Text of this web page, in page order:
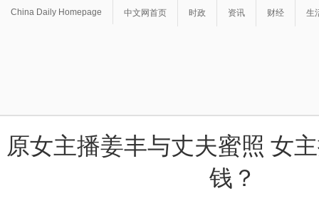
China Daily Homepage 中文网首页 时政 资讯 财经 生
原女主播姜丰与丈夫蜜照 女
钱？